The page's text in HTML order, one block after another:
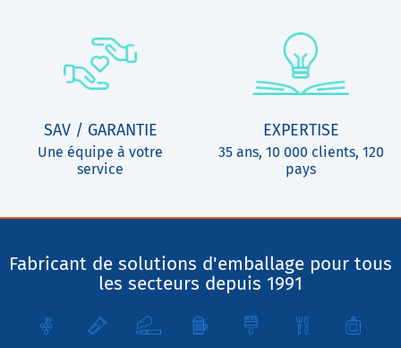
SAV / GARANTIE
Une équipe à votre
service
EXPERTISE
35 ans, 10 000 clients, 120
pays
Fabricant de solutions d'emballage pour tous
les secteurs depuis 1991